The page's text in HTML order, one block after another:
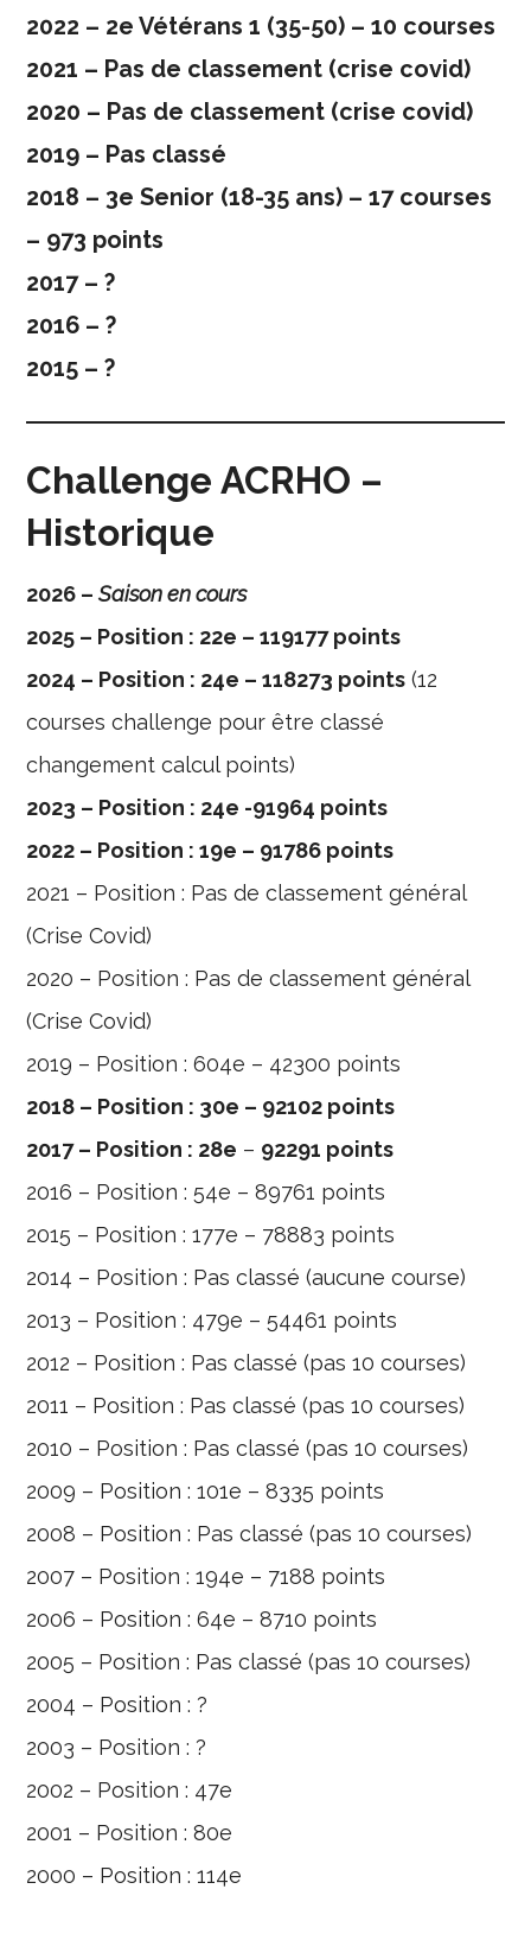
2022 – 2e Vétérans 1 (35-50) – 10 courses
2021 – Pas de classement (crise covid)
2020 – Pas de classement (crise covid)
2019 – Pas classé
2018 – 3e Senior (18-35 ans) – 17 courses
– 973 points
2017 – ?
2016 – ?
2015 – ?
Challenge ACRHO –
Historique
2026 –Saison en cours
2025 – Position : 22e – 119177 points
2024 – Position : 24e – 118273 points (12
courses challenge pour être classé
changement calcul points)
2023 – Position : 24e -91964 points
2022 – Position : 19e – 91786 points
2021 – Position : Pas de classement général
(Crise Covid)
2020 – Position : Pas de classement général
(Crise Covid)
2019 – Position : 604e – 42300 points
2018 – Position : 30e – 92102 points
2017 – Position : 28e – 92291 points
2016 – Position : 54e – 89761 points
2015 – Position : 177e – 78883 points
2014 – Position : Pas classé (aucune course)
2013 – Position : 479e – 54461 points
2012 – Position : Pas classé (pas 10 courses)
2011 – Position : Pas classé (pas 10 courses)
2010 – Position : Pas classé (pas 10 courses)
2009 – Position : 101e – 8335 points
2008 – Position : Pas classé (pas 10 courses)
2007 – Position : 194e – 7188 points
2006 – Position : 64e – 8710 points
2005 – Position : Pas classé (pas 10 courses)
2004 – Position : ?
2003 – Position : ?
2002 – Position : 47e
2001 – Position : 80e
2000 – Position : 114e